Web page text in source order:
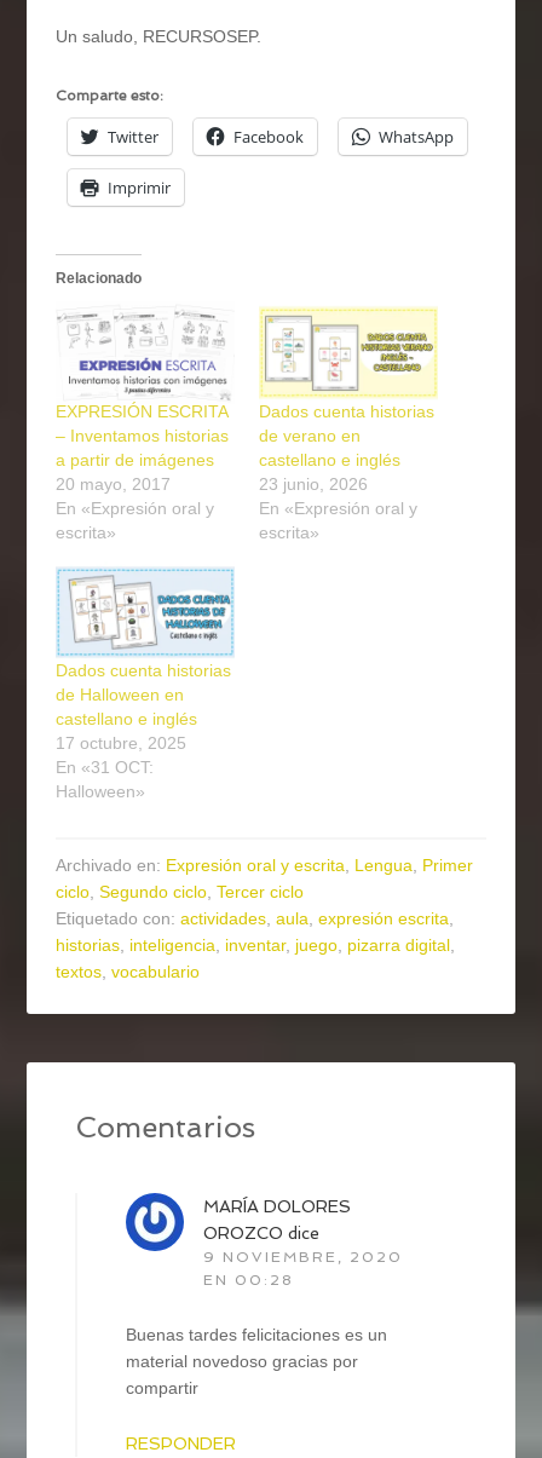
Un saludo, RECURSOSEP.
Comparte esto:
Twitter Facebook WhatsApp
Imprimir
Relacionado
EXPRESIÓN ESCRITA
– Inventamos historias
a partir de imágenes
20 mayo, 2017
En «Expresión oral y
escrita»
Dados cuenta historias
de verano en
castellano e inglés
23 junio, 2026
En «Expresión oral y
escrita»
Dados cuenta historias
de Halloween en
castellano e inglés
17 octubre, 2025
En «31 OCT:
Halloween»
Archivado en: Expresión oral y escrita Lengua
Primer
ciclo ,Segundo ciclo ,Tercer ciclo
Etiquetado con:actividades ,aula ,expresión escrita
historias inteligencia inventar, juego pizarra digital
textos ,vocabulario
Comentarios
MARÍA DOLORES
OROZCO dice
9 NOVIEMBRE, 2020
EN 00:28
Buenas tardes felicitaciones es un
material novedoso gracias por
compartir
RESPONDER